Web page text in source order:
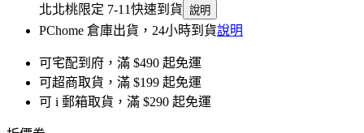
北北桃限定 7-11快速到貨 說明
PChome 倉庫出貨，24小時到貨說明
可宅配到府，滿 $490 起免運
可超商取貨，滿 $199 起免運
可 i 郵箱取貨，滿 $290 起免運